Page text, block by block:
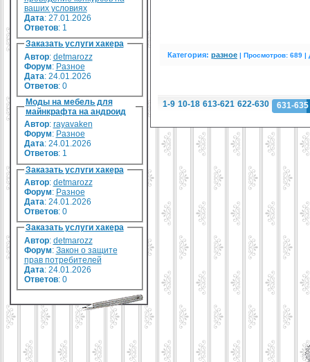
ваших условиях
Дата: 27.01.2026
Ответов: 1
Заказать услуги хакера
Автор: detmarozz
Форум: Разное
Дата: 24.01.2026
Ответов: 0
Моды на мебель для
майнкрафта на андроид
Автор: rayavaken
Форум: Разное
Дата: 24.01.2026
Ответов: 1
Заказать услуги хакера
Автор: detmarozz
Форум: Разное
Дата: 24.01.2026
Ответов: 0
Заказать услуги хакера
Автор: detmarozz
Форум: Закон о защите
прав потребителей
Дата: 24.01.2026
Ответов: 0
Категория: разное | Просмотров: 689 |
1-9 10-18 613-621 622-630 631-635